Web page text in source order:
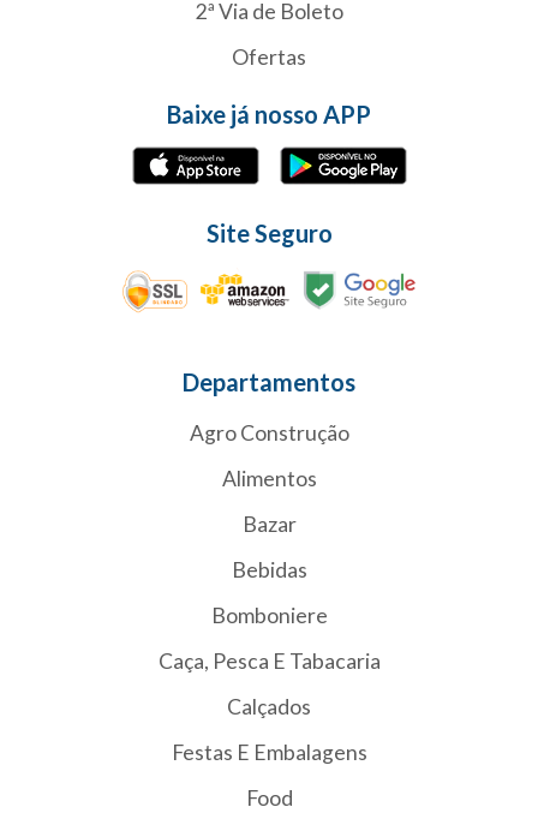
2ª Via de Boleto
Ofertas
Baixe já nosso APP
Site Seguro
Departamentos
Agro Construção
Alimentos
Bazar
Bebidas
Bomboniere
Caça, Pesca E Tabacaria
Calçados
Festas E Embalagens
Food